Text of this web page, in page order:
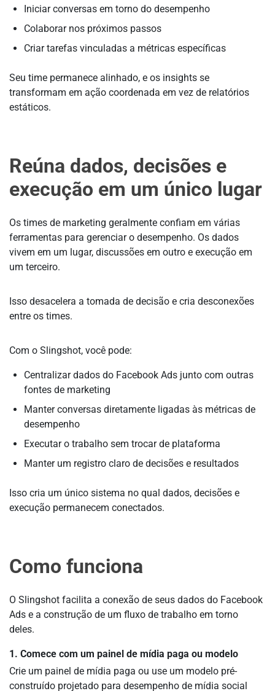
Iniciar conversas em torno do desempenho
Colaborar nos próximos passos
Criar tarefas vinculadas a métricas específicas
Seu time permanece alinhado, e os insights se
transformam em ação coordenada em vez de relatórios
estáticos.
Reúna dados, decisões e
execução em um único lugar
Os times de marketing geralmente confiam em várias
ferramentas para gerenciar o desempenho. Os dados
vivem em um lugar, discussões em outro e execução em
um terceiro.
Isso desacelera a tomada de decisão e cria desconexões
entre os times.
Com o Slingshot, você pode:
Centralizar dados do Facebook Ads junto com outras
fontes de marketing
Manter conversas diretamente ligadas às métricas de
desempenho
Executar o trabalho sem trocar de plataforma
Manter um registro claro de decisões e resultados
Isso cria um único sistema no qual dados, decisões e
execução permanecem conectados.
Como funciona
O Slingshot facilita a conexão de seus dados do Facebook
Ads e a construção de um fluxo de trabalho em torno
deles.
1. Comece com um painel de mídia paga ou modelo
Crie um painel de mídia paga ou use um modelo pré-
construído projetado para desempenho de mídia social